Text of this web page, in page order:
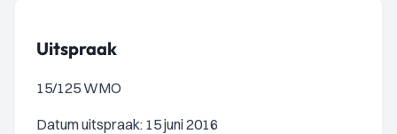
Uitspraak
15/125 WMO
Datum uitspraak: 15 juni 2016